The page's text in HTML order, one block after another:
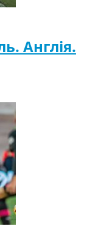
Англія.